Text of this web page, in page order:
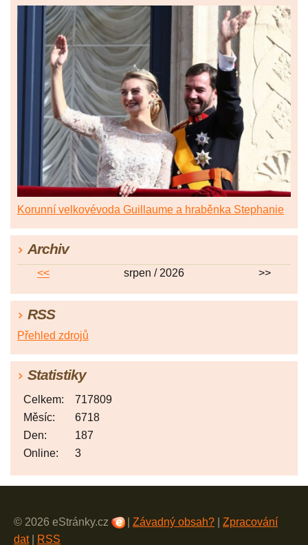
Korunní velkovévoda Guillaume a hraběnka Stephanie
Archiv
<< srpen / 2026 >>
RSS
Přehled zdrojů
Statistiky
Online: 3
Celkem:
717809
Měsíc:
6718
Den:
187
© 2026 eStránky.cz Závadný obsah?
Zpracování
dat| RSS